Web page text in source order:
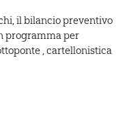
il bilancio preventivo
programma per
, cartellonistica